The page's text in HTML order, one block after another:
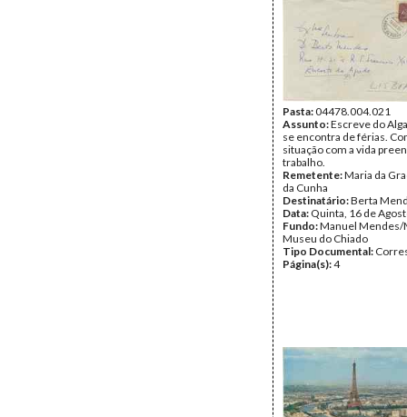
Pasta:04478.004.021
Assunto:Escreve do
se encontra de férias.
situação com a vida
trabalho.
Remetente:Maria da
da Cunha
Destinatário:Berta
Data: Quinta, 16 de
Fundo:Manuel Mendes/
Museu do Chiado
Tipo Documental:
Página(s):4